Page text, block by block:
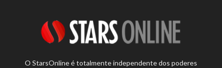
O StarsOnline é totalmente independente dos poderes